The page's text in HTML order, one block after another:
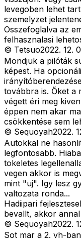
levegoben lehet
szemelyzet
Osszefoglalva az
felhasznalasi
© Tetsuo2022. 12.
Mondjuk a pilóták
képest. Ha
továbbra is. Őket a
végett éri meg
éppen nem akar
csökkentése sem
© Sequoyah2022.
Autokkal ne
legfontosabb.
tokeletes
vegen akkor is
mint "uj". Igy lesz
valtozata ronda...
Hadiipari
bevallt, akkor
© Sequoyah2022.
Sot mar a 2. vh-